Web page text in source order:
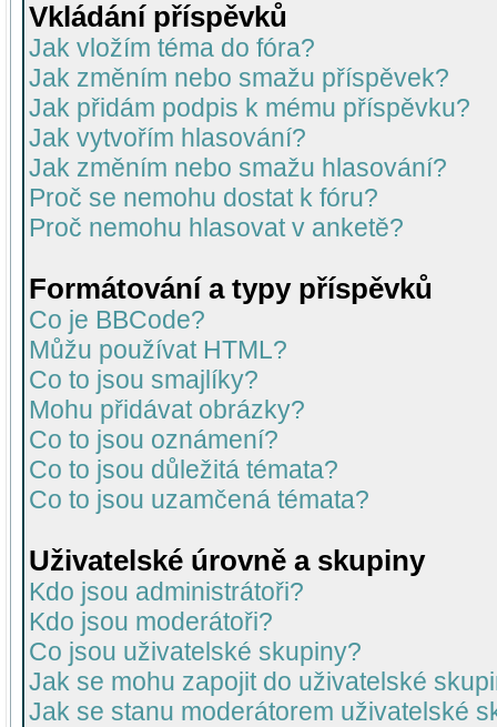
Vkládání příspěvků
Jak vložím téma do fóra?
Jak změním nebo smažu příspěvek?
Jak přidám podpis k mému příspěvku?
Jak vytvořím hlasování?
Jak změním nebo smažu hlasování?
Proč se nemohu dostat k fóru?
Proč nemohu hlasovat v anketě?
Formátování a typy příspěvků
Co je BBCode?
Můžu používat HTML?
Co to jsou smajlíky?
Mohu přidávat obrázky?
Co to jsou oznámení?
Co to jsou důležitá témata?
Co to jsou uzamčená témata?
Uživatelské úrovně a skupiny
Kdo jsou administrátoři?
Kdo jsou moderátoři?
Co jsou uživatelské skupiny?
Jak se mohu zapojit do uživatelské
Jak se stanu moderátorem uživatelské